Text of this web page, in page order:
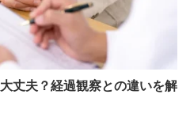
丈夫？経過観察との違いを解